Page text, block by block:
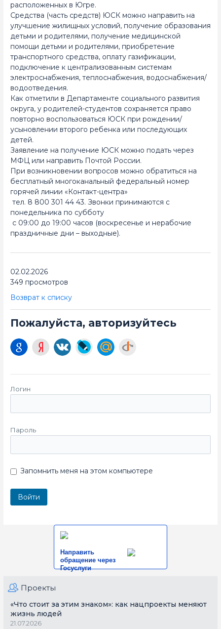
расположенных в Югре.
Средства (часть средств) ЮСК можно направить на
улучшение жилищных условий, получение образования
детьми и родителями, получение медицинской
помощи детьми и родителями, приобретение
транспортного средства, оплату газификации,
подключение к централизованным системам
электроснабжения, теплоснабжения, водоснабжения/
водоотведения.
Как отметили в Департаменте социального развития
округа, у родителей-студентов сохраняется право
повторно воспользоваться ЮСК при рождении/
усыновлении второго ребенка или последующих
детей.
Заявление на получение ЮСК можно подать через
МФЦ или направить Почтой России.
При возникновении вопросов можно обратиться на
бесплатный многоканальный федеральный номер
горячей линии «Контакт-центра»
тел. 8 800 301 44 43. Звонки принимаются с
понедельника по субботу
с 09:00 до 19:00 часов (воскресенье и нерабочие
праздничные дни – выходные).
02.02.2026
349 просмотров
Возврат к списку
Пожалуйста, авторизуйтесь
Логин
Пароль
Запомнить меня на этом компьютере
Направить
обращение через
Госуслуги
Проекты
«Что стоит за этим знаком»: как нацпроекты меняют
жизнь людей
21.07.2026